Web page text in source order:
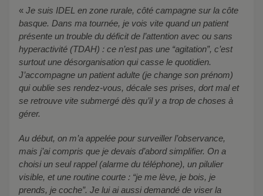
« Je suis IDEL en zone rurale, côté campagne sur la côte
basque. Dans ma tournée, je vois vite quand un patient
présente un trouble du déficit de l’attention avec ou sans
hyperactivité (TDAH) : ce n’est pas une “agitation”, c’est
surtout une désorganisation qui casse le quotidien.
J’accompagne un patient adulte (je change son prénom)
qui oublie ses rendez-vous, décale ses prises, dort mal et
se retrouve vite submergé dès qu’il y a trop de choses à
gérer.
Au début, on m’a appelée pour surveiller l’observance,
mais j’ai compris que je devais d’abord simplifier. On a
choisi un seul rappel (alarme du téléphone), un pilulier
visible, et une routine courte : “je me lève, je bois, je
prends, je coche”. Je lui ai aussi demandé de viser la